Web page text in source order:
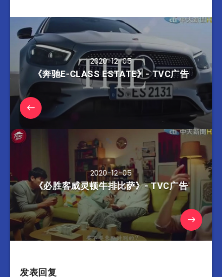
2020-12-05
《奔驰E-CLASS ESTATE》- TVC广告
2020-12-05
《必胜客威灵顿牛排比萨》- TVC广告
发表回复